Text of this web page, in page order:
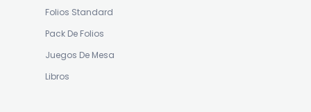
Folios Standard
Pack De Folios
Juegos De Mesa
Libros